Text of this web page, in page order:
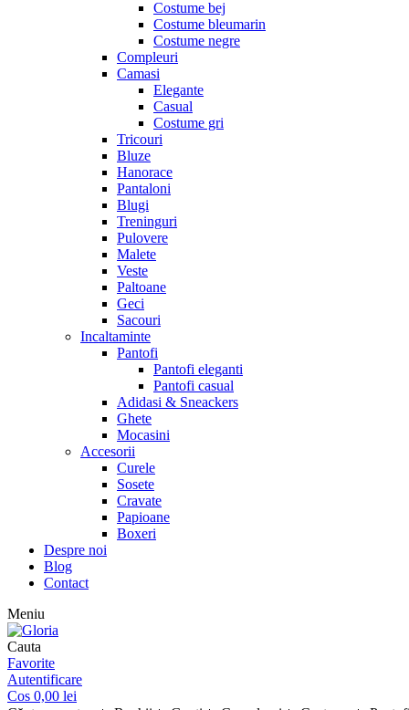
Costume bej
Costume bleumarin
Costume negre
Compleuri
Camasi
Elegante
Casual
Costume gri
Tricouri
Bluze
Hanorace
Pantaloni
Blugi
Treninguri
Pulovere
Malete
Veste
Paltoane
Geci
Sacouri
Incaltaminte
Pantofi
Pantofi eleganti
Pantofi casual
Adidasi & Sneackers
Ghete
Mocasini
Accesorii
Curele
Sosete
Cravate
Papioane
Boxeri
Despre noi
Blog
Contact
Meniu
Cauta
Favorite
Autentificare
Cos 0,00 lei